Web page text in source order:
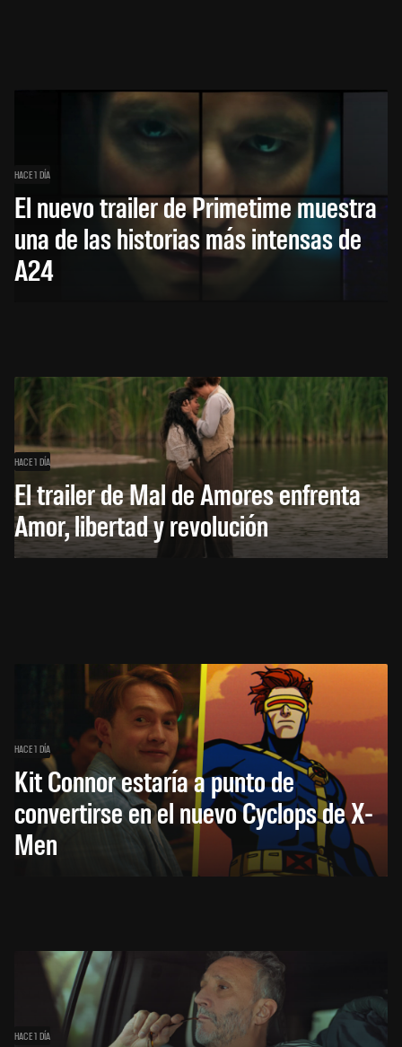
HACE 1 DÍA
El nuevo trailer de Primetime muestra
una de las historias más intensas de
A24
HACE 1 DÍA
El trailer de Mal de Amores enfrenta
Amor, libertad y revolución
HACE 1 DÍA
Kit Connor estaría a punto de
convertirse en el nuevo Cyclops de X-
Men
HACE 1 DÍA